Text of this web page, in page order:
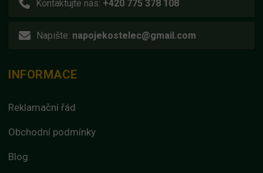
Kontaktujte nás: +420 775 378 108
Napište: napojekostelec@gmail.com
INFORMACE
Reklamační řád
Obchodní podmínky
Blog